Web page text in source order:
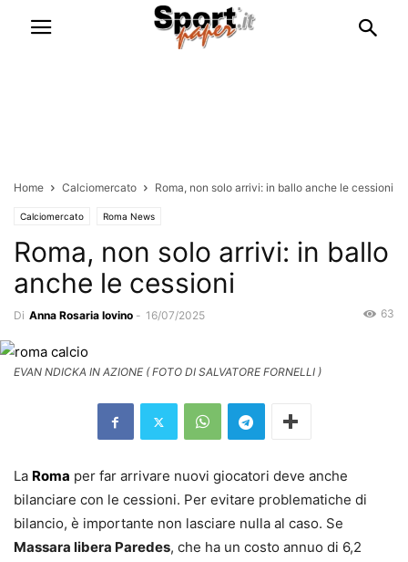
Home Calciomercato Roma, non solo arrivi: in ballo anche le cessioni
Calciomercato Roma News
Roma, non solo arrivi: in ballo
anche le cessioni
Di Anna Rosaria Iovino - 16/07/2025 63
EVAN NDICKA IN AZIONE ( FOTO DI SALVATORE FORNELLI )
La Roma per far arrivare nuovi giocatori deve anche
bilanciare con le cessioni. Per evitare problematiche di
bilancio, è importante non lasciare nulla al caso. Se
Massara libera Paredes, che ha un costo annuo di 6,2